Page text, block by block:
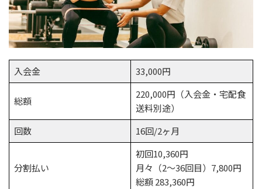
入会金 33,000円
総額
220,000円（入会金・宅配食
送料別途）
回数
16回/2ヶ月
分割払い
初回10,360円
月々（2～36回目）7,800円
総額 283,360円